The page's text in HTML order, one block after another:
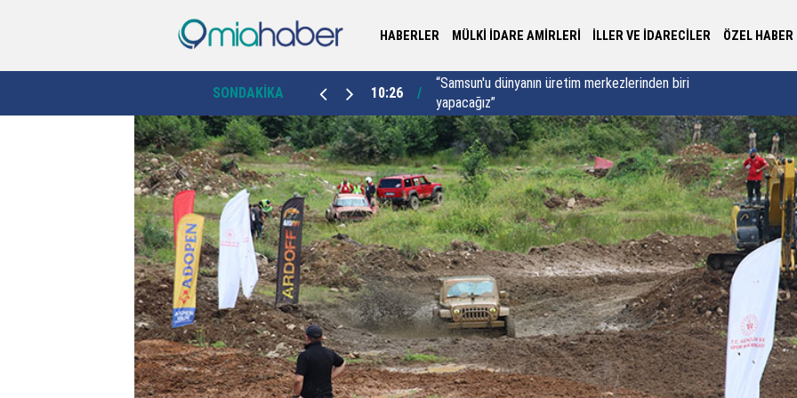
HABERLER MÜLKİ İDARE AMİRLERİ İLLER VE İDARECİLER ÖZEL HABER
SONDAKİKA
“Samsun'u dünyanın üretim merkezlerinden biri
10:11 Vali Serdengeçti'nden yapı güvenliği mesajı